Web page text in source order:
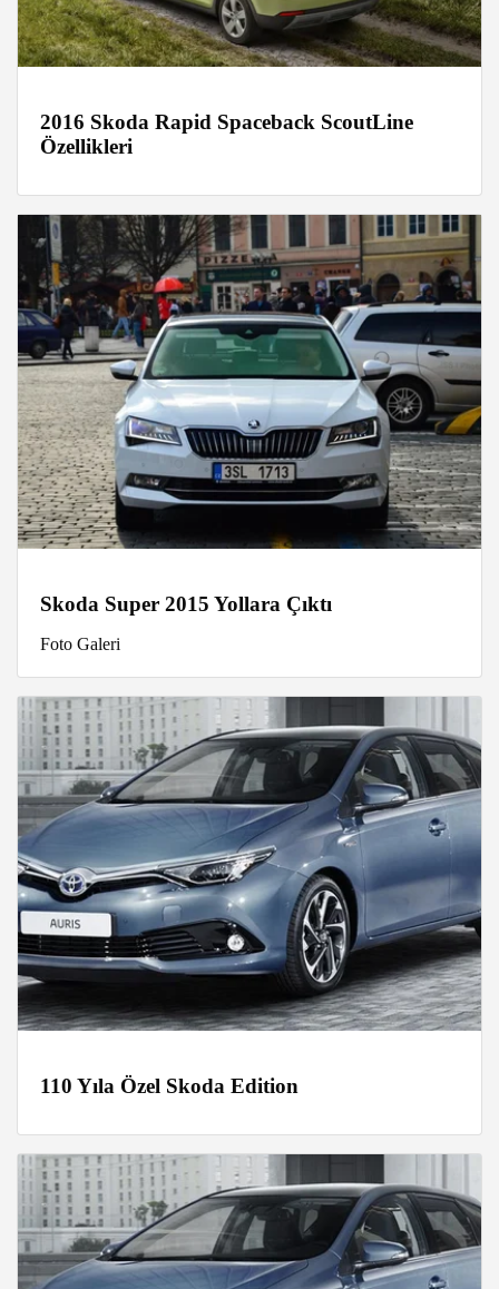
2016 Skoda Rapid Spaceback ScoutLine
Özellikleri
Skoda Super 2015 Yollara Çıktı
Foto Galeri
110 Yıla Özel Skoda Edition